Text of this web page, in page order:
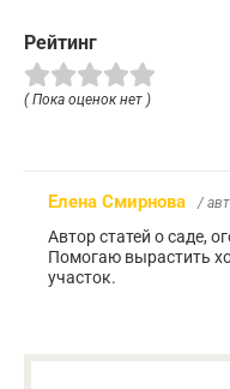
Рейтинг
( Пока оценок нет )
Елена Смирнова /
Автор статей о саде,
Помогаю вырастить
участок.